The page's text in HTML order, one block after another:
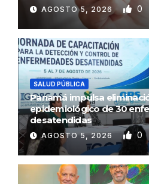
AGOSTO 5, 2026 0
SALUD PÚBLICA
Panamá impulsa
epidemiológico de 30
desatendidas
AGOSTO 5, 2026 0